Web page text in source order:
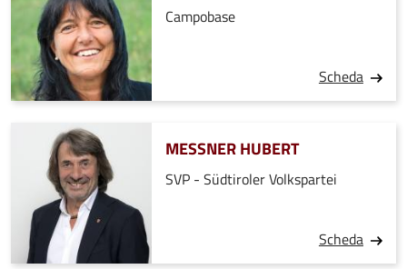
Campobase
Scheda
MESSNER HUBERT
SVP - Südtiroler Volkspartei
Scheda